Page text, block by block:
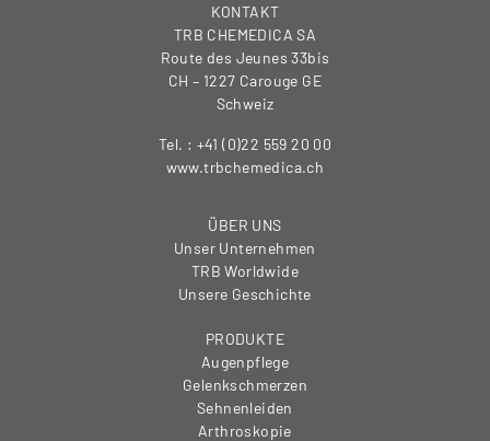
KONTAKT
TRB CHEMEDICA SA
Route des Jeunes 33bis
CH – 1227 Carouge GE
Schweiz
Tel. : +41 (0)22 559 20 00
www.trbchemedica.ch
ÜBER UNS
Unser Unternehmen
TRB Worldwide
Unsere Geschichte
PRODUKTE
Augenpflege
Gelenkschmerzen
Sehnenleiden
Arthroskopie